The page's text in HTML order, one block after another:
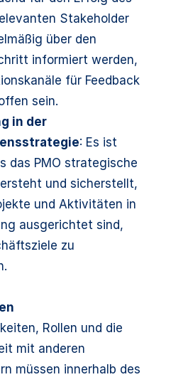
Stakeholder
über den
informiert werden,
für Feedback
sein.
in der
: Es ist
das PMO strategische
und sicherstellt,
und Aktivitäten in
ausgerichtet sind,
zu
Rollen und die
mit anderen
müssen innerhalb des